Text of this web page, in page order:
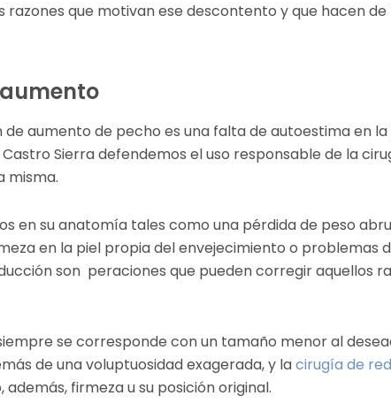
que motivan ese descontento y que hacen de
aumento de pecho es una falta de autoestima en
Sierra defendemos el uso responsable de la
misma.
en su anatomía tales como una pérdida de peso
en la piel propia del envejecimiento o problemas
son peraciones que pueden corregir aquellos
se corresponde con un tamaño menor al
de una voluptuosidad exagerada, y lacirugía de
firmeza u su posición original.